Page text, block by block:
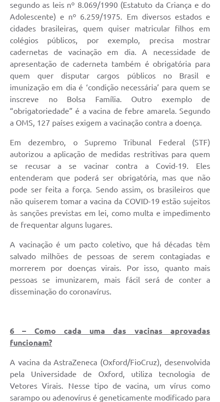
segundo as leis nº 8.069/1990 (Estatuto da Criança e do
Adolescente) e nº 6.259/1975. Em diversos estados e
cidades brasileiras, quem quiser matricular filhos em
colégios públicos, por exemplo, precisa mostrar
cadernetas de vacinação em dia. A necessidade de
apresentação de caderneta também é obrigatória para
quem quer disputar cargos públicos no Brasil e
imunização em dia é ‘condição necessária’ para quem se
inscreve no Bolsa Família. Outro exemplo de
“obrigatoriedade” é a vacina de febre amarela. Segundo
a OMS, 127 países exigem a vacinação contra a doença.
Em dezembro, o Supremo Tribunal Federal (STF)
autorizou a aplicação de medidas restritivas para quem
se recusar a se vacinar contra a Covid-19. Eles
entenderam que poderá ser obrigatória, mas que não
pode ser feita a força. Sendo assim, os brasileiros que
não quiserem tomar a vacina da COVID-19 estão sujeitos
às sanções previstas em lei, como multa e impedimento
de frequentar alguns lugares.
A vacinação é um pacto coletivo, que há décadas têm
salvado milhões de pessoas de serem contagiadas e
morrerem por doenças virais. Por isso, quanto mais
pessoas se imunizarem, mais fácil será de conter a
disseminação do coronavírus.
6 – Como cada uma das vacinas aprovadas
funcionam?
A vacina da AstraZeneca (Oxford/FioCruz), desenvolvida
pela Universidade de Oxford, utiliza tecnologia de
Vetores Virais. Nesse tipo de vacina, um vírus como
sarampo ou adenovírus é geneticamente modificado para